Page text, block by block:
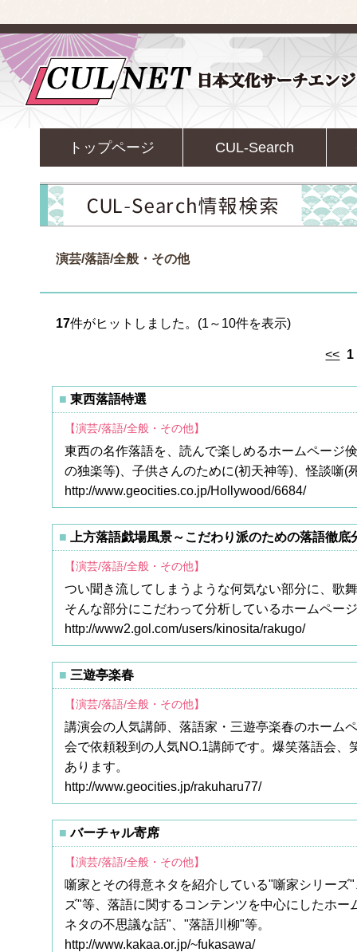
トップページ CUL-Search
演芸/落語/全般・その他
17件がヒットしました。(1～10件を表示)
<< 1
東西落語特選
【演芸/落語/全般・その他】
東西の名作落語を、読んで楽しめるホームページ
の独楽等)、子供さんのために(初天神等)、怪談噺(
http://www.geocities.co.jp/Hollywood/6684/
上方落語戯場風景～こだわり派のための落語徹底
【演芸/落語/全般・その他】
つい聞き流してしまうような何気ない部分に、歌
そんな部分にこだわって分析しているホームペー
http://www2.gol.com/users/kinosita/rakugo/
三遊亭楽春
【演芸/落語/全般・その他】
講演会の人気講師、落語家・三遊亭楽春のホーム
会で依頼殺到の人気NO.1講師です。爆笑落語会
あります。
http://www.geocities.jp/rakuharu77/
バーチャル寄席
【演芸/落語/全般・その他】
噺家とその得意ネタを紹介している"噺家シリー
ズ"等、落語に関するコンテンツを中心にしたホ
ネタの不思議な話"、"落語川柳"等。
http://www.kakaa.or.jp/~fukasawa/